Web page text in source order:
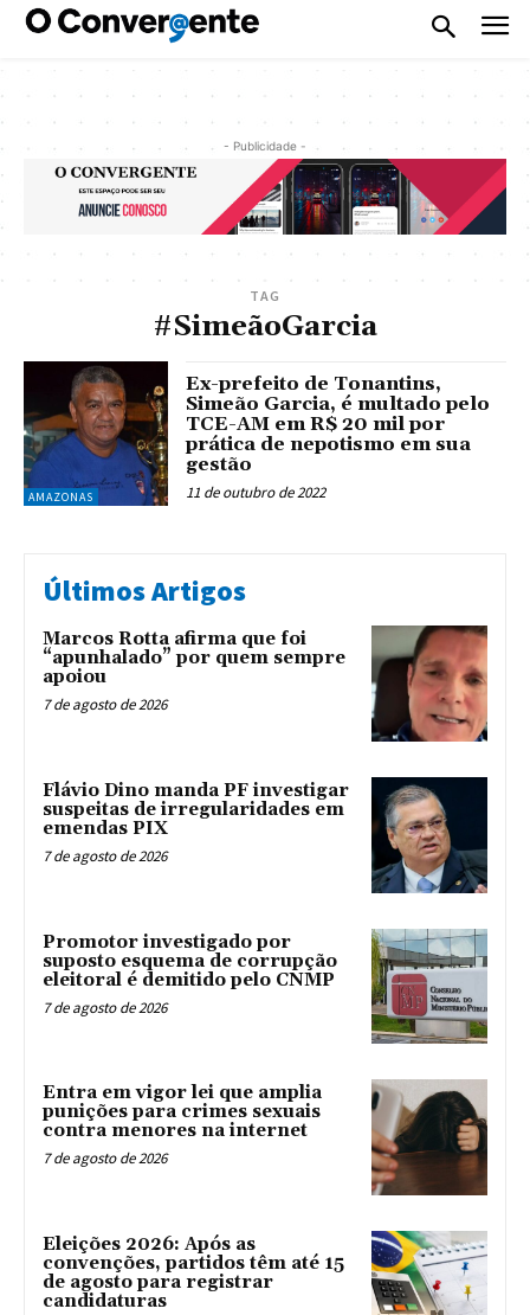
- Publicidade -
TAG
#SimeãoGarcia
AMAZONAS
Ex-prefeito de Tonantins,
Simeão Garcia, é multado pelo
TCE-AM em R$ 20 mil por
prática de nepotismo em sua
gestão
11 de outubro de 2022
Últimos Artigos
Marcos Rotta afirma que foi
“apunhalado” por quem sempre
apoiou
7 de agosto de 2026
Flávio Dino manda PF investigar
suspeitas de irregularidades em
emendas PIX
7 de agosto de 2026
Promotor investigado por
suposto esquema de corrupção
eleitoral é demitido pelo CNMP
7 de agosto de 2026
Entra em vigor lei que amplia
punições para crimes sexuais
contra menores na internet
7 de agosto de 2026
Eleições 2026: Após as
convenções, partidos têm até 15
de agosto para registrar
candidaturas